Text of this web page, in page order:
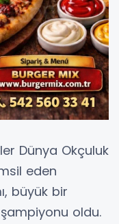
Dünya Okçuluk
eden
büyük bir
oldu.